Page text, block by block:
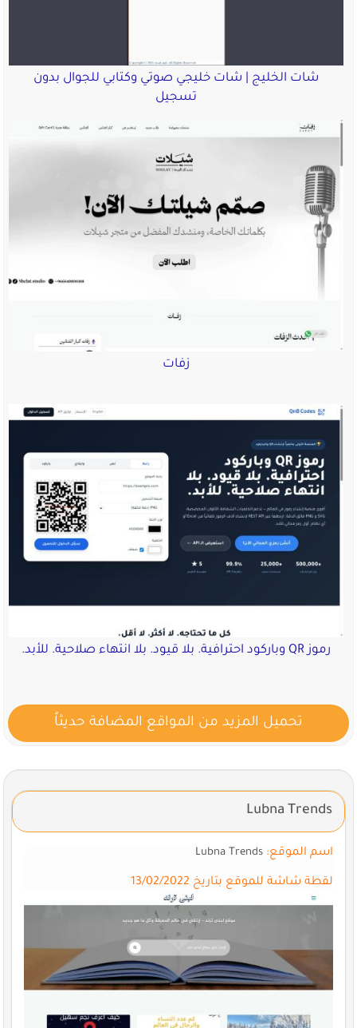
شات الخليج | شات خليجي صوتي وكتابي للجوال بدون
تسجيل
زفات
رموز QR وباركود احترافية. بلا قيود. بلا انتهاء صلاحية. للأبد.
تحميل المزيد من المواقع المضافة حديثاً
Lubna Trends
اسم الموقع:Lubna Trends
لقطة شاشة للموقع بتاريخ 13/02/2022